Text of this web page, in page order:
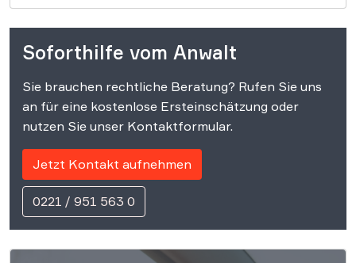
Einsatz von Algorithmen in der Kreativbranche
komplexe juristische Fragen auf. Das
Urheberrecht, das Markenrecht und das
Soforthilfe vom Anwalt
Sie brauchen rechtliche Beratung? Rufen Sie uns
an für eine kostenlose Ersteinschätzung oder
nutzen Sie unser Kontaktformular.
Jetzt Kontakt aufnehmen
0221 / 951 563 0